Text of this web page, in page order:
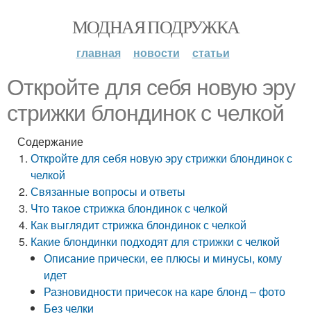
МОДНАЯ ПОДРУЖКА
главная новости статьи
Откройте для себя новую эру
стрижки блондинок с челкой
Содержание
Откройте для себя новую эру стрижки блондинок с
челкой
Связанные вопросы и ответы
Что такое стрижка блондинок с челкой
Как выглядит стрижка блондинок с челкой
Какие блондинки подходят для стрижки с челкой
Описание прически, ее плюсы и минусы, кому
идет
Разновидности причесок на каре блонд – фото
Без челки